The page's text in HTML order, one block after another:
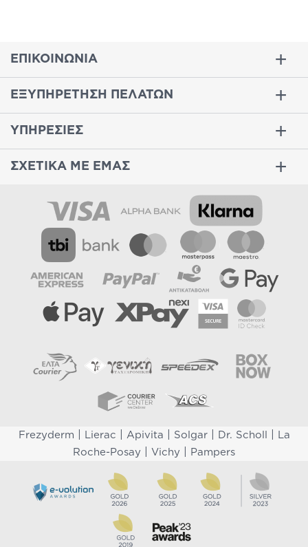
ΕΠΙΚΟΙΝΩΝΙΑ
ΕΞΥΠΗΡΕΤΗΣΗ ΠΕΛΑΤΩΝ
ΥΠΗΡΕΣΙΕΣ
ΣΧΕΤΙΚΑ ΜΕ ΕΜΑΣ
Frezyderm Lierac Apivita Solgar| Dr. Scholl
La
Roche-Posay
Vichy Pampers